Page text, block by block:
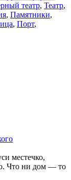
театр, Театр,
, Памятники,
, Порт,
местечко,
Что ни дом — то